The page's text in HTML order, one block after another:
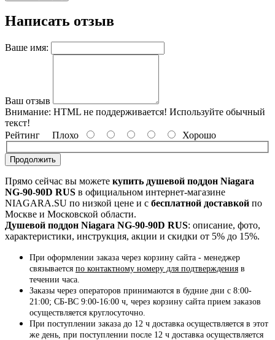
Написать отзыв
Ваше имя:
Ваш отзыв
Внимание: HTML не поддерживается! Используйте обычный
текст!
Рейтинг Плохо Хорошо
Продолжить
Прямо сейчас вы можете купить душевой поддон Niagara
NG-90-90D RUS в официальном интернет-магазине
NIAGARA.SU по низкой цене и с бесплатной доставкой по
Москве и Московской области.
Душевой поддон Niagara NG-90-90D RUS: описание, фото,
характеристики, инструкция, акции и скидки от 5% до 15%.
При оформлении заказа через корзину сайта - менеджер
связывается по контактному номеру для подтверждения в
течении часа.
Заказы через операторов принимаются в будние дни с 8:00-
21:00; СБ-ВС 9:00-16:00 ч, через корзину сайта прием заказов
осуществляется круглосуточно.
При поступлении заказа до 12 ч доставка осуществляется в этот
же день, при поступлении после 12 ч доставка осуществляется